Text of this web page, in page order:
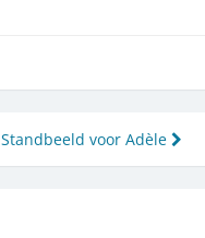
Standbeeld voor Adèle